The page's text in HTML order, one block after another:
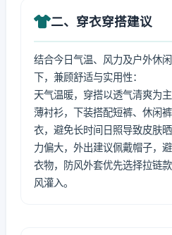
二、穿衣穿搭建议
结合今日气温、风力及户外休
下，兼顾舒适与实用性：
天气温暖，穿搭以透气清爽为
薄衬衫，下装搭配短裤、休闲
衣，避免长时间日照导致皮肤
力偏大，外出建议佩戴帽子，
衣物，防风外套优先选择拉链
风灌入。